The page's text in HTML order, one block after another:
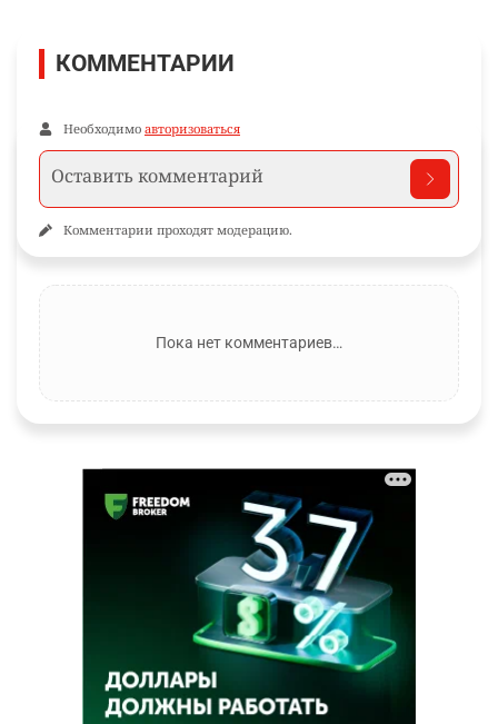
КОММЕНТАРИИ
Необходимо авторизоваться
Комментарии проходят модерацию.
Пока нет комментариев…